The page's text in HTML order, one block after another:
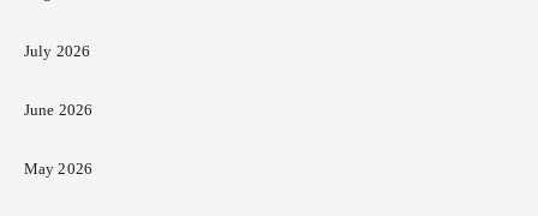
July 2026
June 2026
May 2026